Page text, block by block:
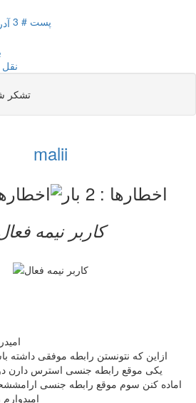
پست # 3
تشکر
malii
کاربر نيمه
ازاین که نتونستن رابطه موفقی داشته
یکی موقع رابطه جنسی استرس دارن
اماده کنن سوم موقع رابطه جنسی